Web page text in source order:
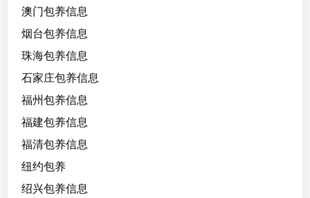
澳门包养信息
烟台包养信息
珠海包养信息
石家庄包养信息
福州包养信息
福建包养信息
福清包养信息
纽约包养
绍兴包养信息